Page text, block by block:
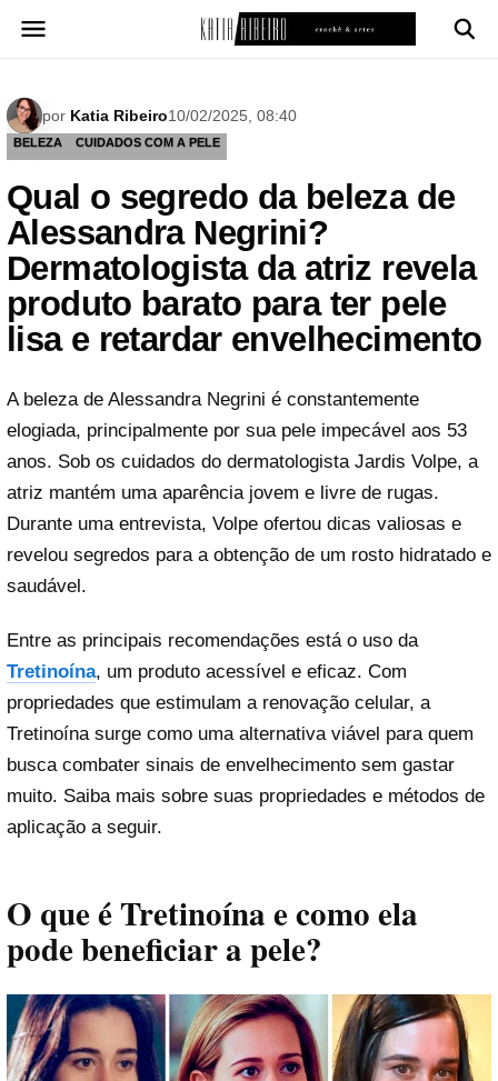
para
por Katia Ribeiro10/02/2025, 08:40
BELEZA CUIDADOS COM A PELE
Qual o segredo da beleza de
Alessandra Negrini?
Dermatologista da atriz revela
produto barato para ter pele
lisa e retardar envelhecimento
A beleza de Alessandra Negrini é constantemente
elogiada, principalmente por sua pele impecável aos 53
anos. Sob os cuidados do dermatologista Jardis Volpe, a
atriz mantém uma aparência jovem e livre de rugas.
Durante uma entrevista, Volpe ofertou dicas valiosas e
revelou segredos para a obtenção de um rosto hidratado e
saudável.
Entre as principais recomendações está o uso da
Tretinoína, um produto acessível e eficaz. Com
propriedades que estimulam a renovação celular, a
Tretinoína surge como uma alternativa viável para quem
busca combater sinais de envelhecimento sem gastar
muito. Saiba mais sobre suas propriedades e métodos de
aplicação a seguir.
O que é Tretinoína e como ela
pode beneficiar a pele?